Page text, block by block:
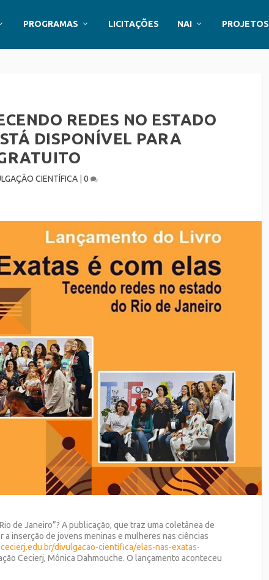
PROGRAMAS LICITAÇÕES NAI PROJETOS
REDES NO ESTADO
DISPONÍVEL PARA
CIENTÍFICA |0
de Janeiro”? A publicação, que traz uma coletânea de
inserção de jovens meninas e mulheres nas ciências
divulgacao-cientifica/elas-nas-exatas-
Cecierj, Mônica Dahmouche. O lançamento aconteceu